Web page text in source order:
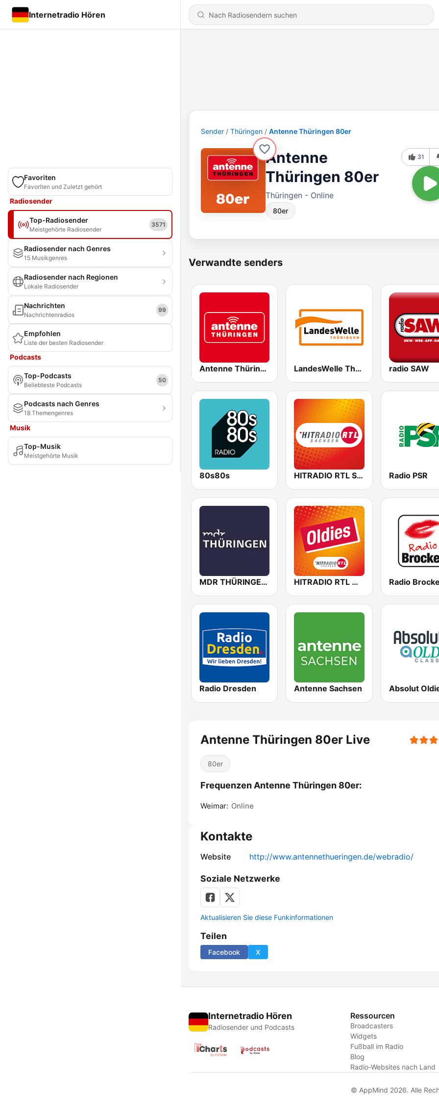
Internetradio Hören
Favoriten
Favoriten und Zuletzt gehört
Radiosender
Top-Radiosender
Meistgehörte Radiosender
3571
Radiosender nach Genres
15 Musikgenres
Radiosender nach Regionen
Lokale Radiosender
Nachrichten
Nachrichtenradios
99
Empfohlen
Liste der besten Radiosender
Podcasts
Top-Podcasts
Beliebteste Podcasts
50
Podcasts nach Genres
18 Themengenres
Musik
Top-Musik
Meistgehörte Musik
Sender Thüringen Antenne Thüringen 80er
Antenne
Thüringen 80er
Thüringen - Online
80er
31
Verwandte senders
Antenne Thüringen LandesWelle Thüringen radio SAW
80s80s HITRADIO RTL Sachsen Radio PSR
MDR THÜRINGEN Erfurt HITRADIO RTL Oldies Radio
Radio Dresden Antenne Sachsen
Antenne Thüringen 80er Live
80er
Frequenzen Antenne Thüringen 80er:
Weimar: Online
Kontakte
Website http://www.antennethueringen.de/webradio/
Soziale Netzwerke
Aktualisieren Sie diese Funkinformationen
Teilen
Facebook X
Internetradio Hören
Radiosender und Podcasts
Ressourcen
Broadcasters
Widgets
Fußball im Radio
Blog
Radio-Websites nach Land
© AppMind 2026. Alle